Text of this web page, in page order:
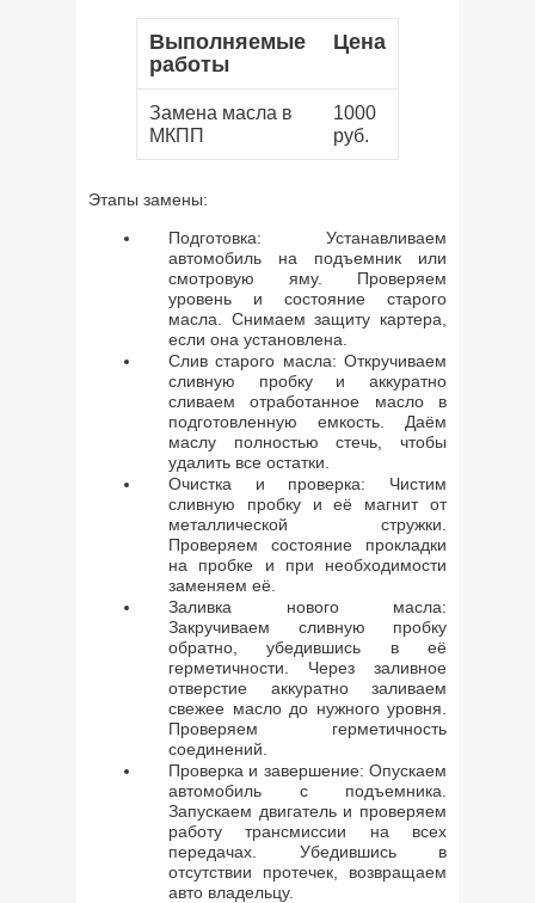
Выполняемые
работы
Цена
Замена масла в
МКПП
1000
руб.
Этапы замены:
Подготовка: Устанавливаем
автомобиль на подъемник или
смотровую яму. Проверяем
уровень и состояние старого
масла. Снимаем защиту картера,
если она установлена.
Слив старого масла: Откручиваем
сливную пробку и аккуратно
сливаем отработанное масло в
подготовленную емкость. Даём
маслу полностью стечь, чтобы
удалить все остатки.
Очистка и проверка: Чистим
сливную пробку и её магнит от
металлической стружки.
Проверяем состояние прокладки
на пробке и при необходимости
заменяем её.
Заливка нового масла:
Закручиваем сливную пробку
обратно, убедившись в её
герметичности. Через заливное
отверстие аккуратно заливаем
свежее масло до нужного уровня.
Проверяем герметичность
соединений.
Проверка и завершение: Опускаем
автомобиль с подъемника.
Запускаем двигатель и проверяем
работу трансмиссии на всех
передачах. Убедившись в
отсутствии протечек, возвращаем
авто владельцу.